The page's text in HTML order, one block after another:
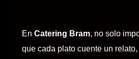
En Catering Bram, no solo
que cada plato cuente un